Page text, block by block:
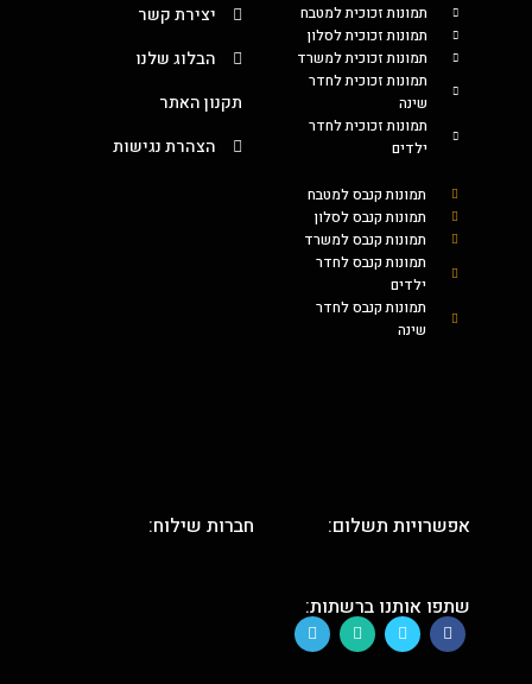
תמונות זכוכית למטבח
תמונות זכוכית לסלון
תמונות זכוכית למשרד
תמונות זכוכית לחדר
שינה
תמונות זכוכית לחדר
ילדים
תמונות קנבס למטבח
תמונות קנבס לסלון
תמונות קנבס למשרד
תמונות קנבס לחדר
ילדים
תמונות קנבס לחדר
שינה
יצירת קשר
הבלוג שלנו
תקנון האתר
הצהרת נגישות
אפשרויות תשלום: חברות שילוח:
שתפו אותנו ברשתות: